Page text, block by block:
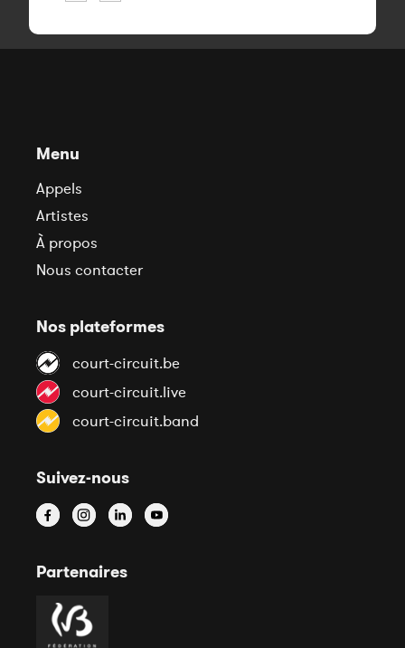
Menu
Appels
Artistes
À propos
Nous contacter
Nos plateformes
court-circuit.be
court-circuit.live
court-circuit.band
Suivez-nous
Partenaires